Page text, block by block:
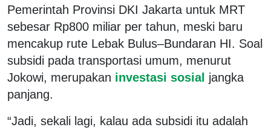
Pemerintah Provinsi DKI Jakarta untuk MRT
sebesar Rp800 miliar per tahun, meski baru
mencakup rute Lebak Bulus–Bundaran HI. Soal
subsidi pada transportasi umum, menurut
Jokowi, merupakan investasi sosial jangka
panjang.
“Jadi, sekali lagi, kalau ada subsidi itu adalah